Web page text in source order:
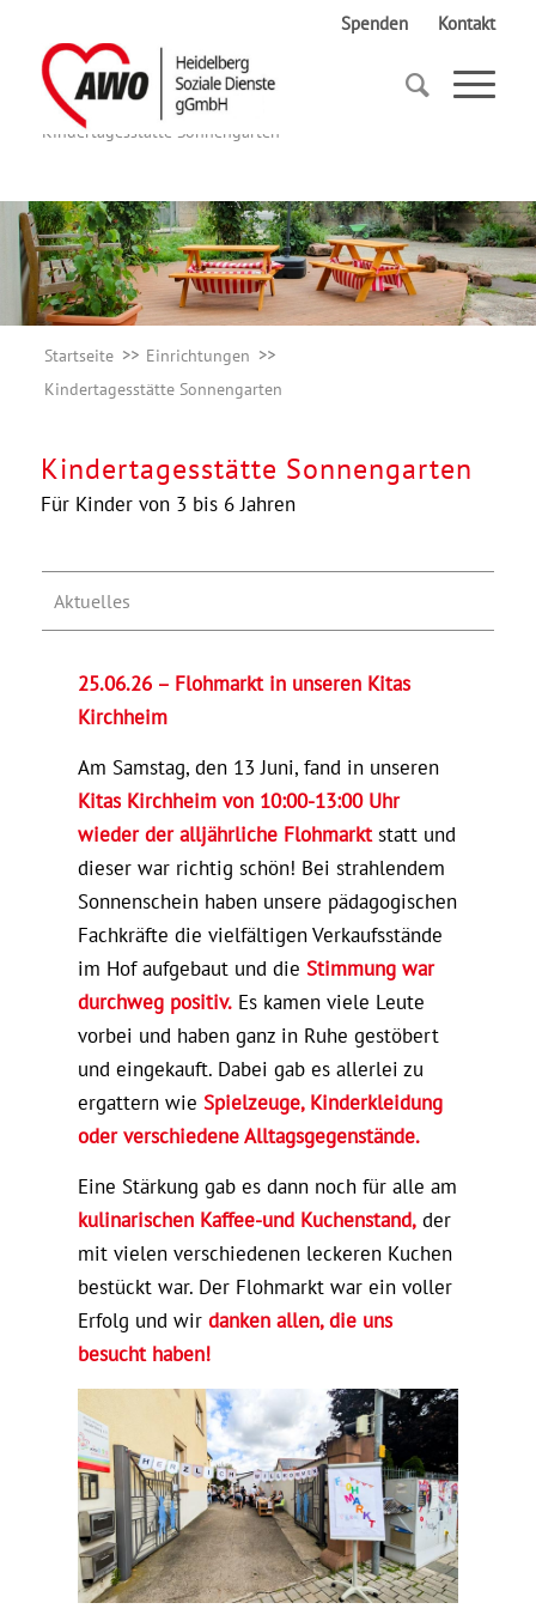
Spenden Kontakt
Startseite
Einrichtungen
Kindertagesstätte Sonnengarten
Startseite
Einrichtungen
Kindertagesstätte Sonnengarten
Kindertagesstätte Sonnengarten
Für Kinder von 3 bis 6 Jahren
Aktuelles
25.06.26 – Flohmarkt in unseren Kitas
Kirchheim
Am Samstag, den 13 Juni, fand in unseren
Kitas Kirchheim von 10:00-13:00 Uhr
wieder der alljährliche Flohmarktstatt und
dieser war richtig schön! Bei strahlendem
Sonnenschein haben unsere pädagogischen
Fachkräfte die vielfältigen Verkaufsstände
im Hof aufgebaut und die Stimmung war
durchweg positiv.Es kamen viele Leute
vorbei und haben ganz in Ruhe gestöbert
und eingekauft. Dabei gab es allerlei zu
ergattern wie Spielzeuge, Kinderkleidung
oder verschiedene Alltagsgegenstände.
Eine Stärkung gab es dann noch für alle am
kulinarischen Kaffee-und Kuchenstand,der
mit vielen verschiedenen leckeren Kuchen
bestückt war. Der Flohmarkt war ein voller
Erfolg und wir danken allen, die uns
besucht haben!